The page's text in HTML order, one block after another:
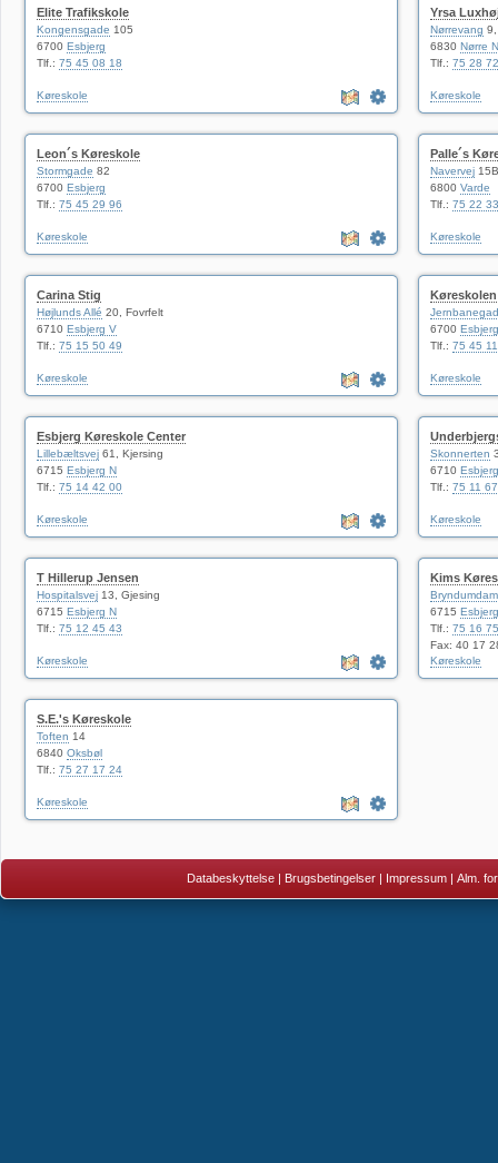
Elite Trafikskole
Kongensgade 105
6700 Esbjerg
Tlf.: 75 45 08 18
Køreskole
Yrsa
Nørrevang
6830 Nørre
Tlf.: 75 28
Køreskole
Leon´s Køreskole
Stormgade 82
6700 Esbjerg
Tlf.: 75 45 29 96
Køreskole
Palle´s
Navervej 15B
6800 Varde
Tlf.: 75 22
Køreskole
Carina Stig
Højlunds Allé 20, Fovrfelt
6710 Esbjerg V
Tlf.: 75 15 50 49
Køreskole
6700 Esbjerg
Tlf.: 75 45
Køreskole
Esbjerg Køreskole Center
Lillebæltsvej 61, Kjersing
6715 Esbjerg N
Tlf.: 75 14 42 00
Køreskole
Skonnerten
6710
Tlf.: 75 11
Køreskole
T Hillerup Jensen
Hospitalsvej 13, Gjesing
6715 Esbjerg N
Tlf.: 75 12 45 43
Køreskole
Kims
6715
Tlf.: 75 16
Fax: 40 17
Køreskole
S.E.'s Køreskole
Toften 14
6840 Oksbøl
Tlf.: 75 27 17 24
Køreskole
Databeskyttelse | Brugsbetingelser | Impressum | Alm.